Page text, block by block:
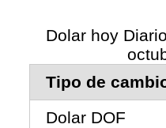
Dolar hoy
Tipo de
Dolar DOF